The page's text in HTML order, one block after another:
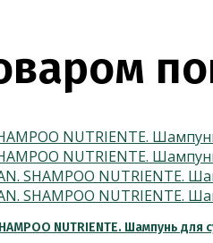
NUTRIENTE. Шампунь